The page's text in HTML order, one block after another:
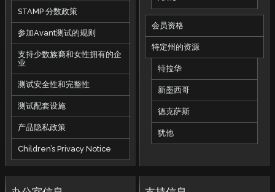
STAMP 分数政策
参加Avant测试的规则
支持少数族裔和女性拥有的企
业
测试安全性和完整性
测试配套设施
产品隐私政策
Children’s Privacy Notice
会员资格
特定州的资源
特拉华
新墨西哥
德克萨斯
犹他